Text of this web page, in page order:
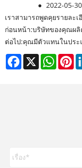
● 2022-05-30
เราสามารถพูดคุยรายละเ
ก่อนหน้า:บริษัทของคุณผลิ
ต่อไป:คุณมีตัวแทนในประ
Facebook
X